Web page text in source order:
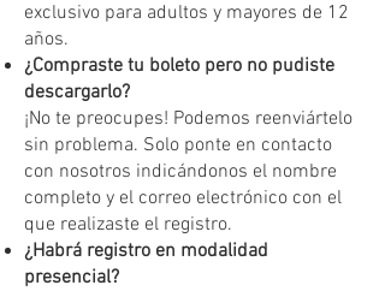
exclusivo para adultos y mayores de 12
años.
¿Compraste tu boleto pero no pudiste
descargarlo?
¡No te preocupes! Podemos reenviártelo
sin problema. Solo ponte en contacto
con nosotros indicándonos el nombre
completo y el correo electrónico con el
que realizaste el registro.
¿Habrá registro en modalidad
presencial?